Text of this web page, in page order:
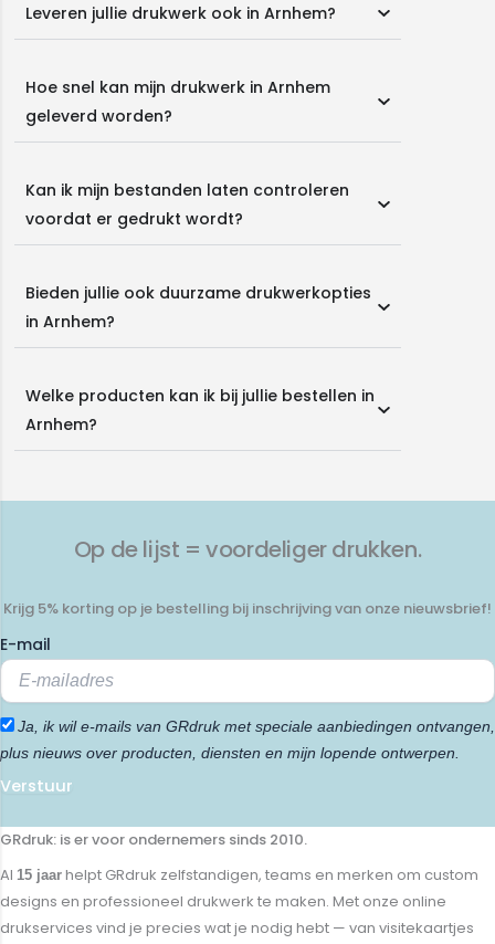
Leveren jullie drukwerk ook in Arnhem?
Hoe snel kan mijn drukwerk in Arnhem
geleverd worden?
Kan ik mijn bestanden laten controleren
voordat er gedrukt wordt?
Bieden jullie ook duurzame drukwerkopties
in Arnhem?
Welke producten kan ik bij jullie bestellen in
Arnhem?
Op de lijst = voordeliger drukken.
Krijg 5% korting op je bestelling bij inschrijving van onze nieuwsbrief!
E-mail
Ja, ik wil e-mails van GRdruk met speciale aanbiedingen ontvangen,
plus nieuws over producten, diensten en mijn lopende ontwerpen.
Verstuur
GRdruk: is er voor ondernemers sinds 2010.
Al 15 jaar helpt GRdruk zelfstandigen, teams en merken om custom
designs en professioneel drukwerk te maken. Met onze online
drukservices vind je precies wat je nodig hebt — van visitekaartjes